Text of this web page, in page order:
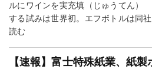
ルにワインを実充填（じゅうてん）
する試みは世界初。エフボトルは同
読む
【速報】富士特殊紙業、紙